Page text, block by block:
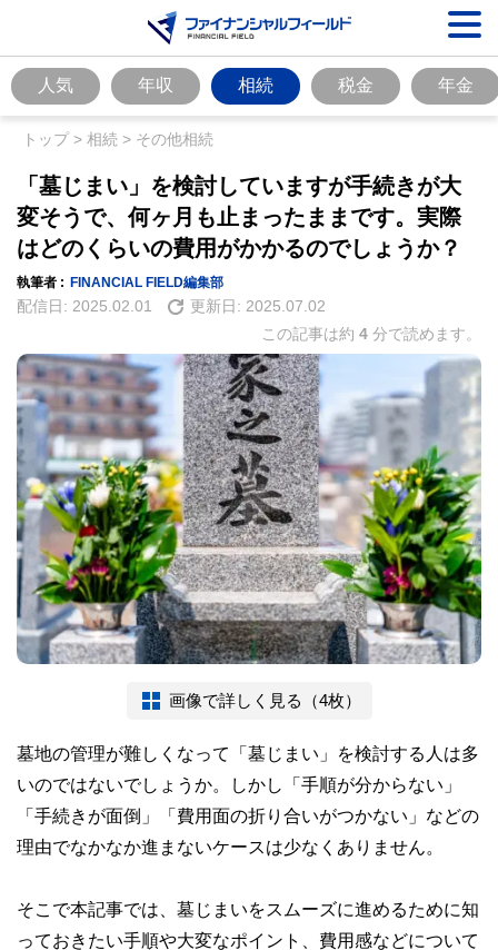
人気 年収 相続 税金 年金
トップ> 相続 > その他相続
「墓じまい」を検討していますが手続きが大
変そうで、何ヶ月も止まったままです。実際
はどのくらいの費用がかかるのでしょうか？
執筆者 : FINANCIAL FIELD編集部
配信日: 2025.02.01 更新日: 2025.07.02
この記事は約 4 分で読めます。
画像で詳しく見る（4枚）
墓地の管理が難しくなって「墓じまい」を検討する人は多
いのではないでしょうか。しかし「手順が分からない」
「手続きが面倒」「費用面の折り合いがつかない」などの
理由でなかなか進まないケースは少なくありません。
そこで本記事では、墓じまいをスムーズに進めるために知
っておきたい手順や大変なポイント、費用感などについて